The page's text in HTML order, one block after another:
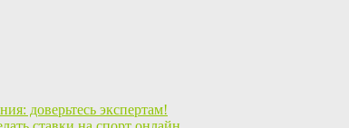
доверьтесь экспертам!